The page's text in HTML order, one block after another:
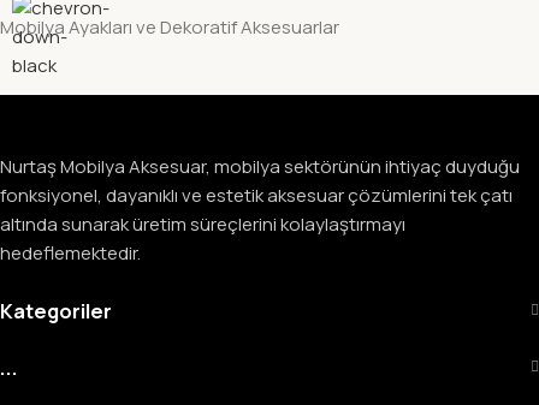
Mobilya Ayakları ve Dekoratif Aksesuarlar
Nurtaş Mobilya Aksesuar, mobilya sektörünün ihtiyaç duyduğu
fonksiyonel, dayanıklı ve estetik aksesuar çözümlerini tek çatı
altında sunarak üretim süreçlerini kolaylaştırmayı
hedeflemektedir.
Kategoriler
...